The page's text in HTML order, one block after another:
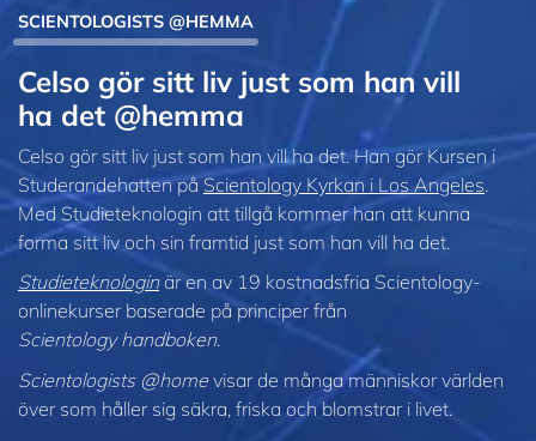
SCIENTOLOGISTS @HEMMA
Celso gör sitt liv just som han vill
ha det @hemma
Celso gör sitt liv just som han vill ha det. Han gör Kursen i
Studerandehatten påScientology Kyrkan i Los Angeles.
Med Studieteknologin att tillgå kommer han att kunna
forma sitt liv och sin framtid just som han vill ha det.
Studieteknologinär en av 19 kostnadsfria Scientology-
onlinekurser baserade på principer från
Scientology handboken.
Scientologists @home visar de många människor världen
över som håller sig säkra, friska och blomstrar i livet.